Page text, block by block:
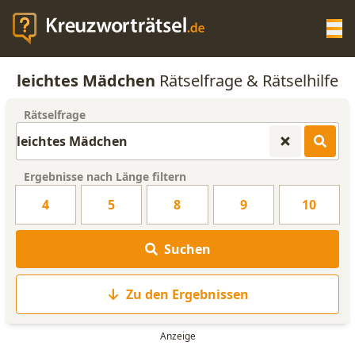
KREUZWORTRÄTSEL-HILFE
WORTLISTE
leichtes Mädchen Rätselfrage & Rätselhilfe
Rätselfrage
Ergebnisse nach Länge filtern
4 5 8 9 10
Suchen
Zu den Ergebnissen